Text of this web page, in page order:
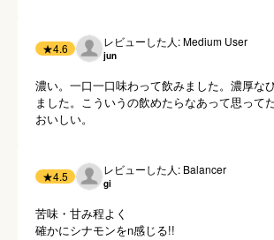
★4.6 レビューした人: Medium User
jun
濃い。一口一口味わって飲みました。濃厚な
ました。こういうの飲めたらなあって思って
おいしい。
★4.5 レビューした人: Balancer
gi
苦味・甘み程よく
確かにシナモンをn感じる!!